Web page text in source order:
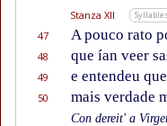
Stanza XII
47 A pouco rato
48 que ían veer
49 e entendeu
50 mais verdade
Con dereit' a